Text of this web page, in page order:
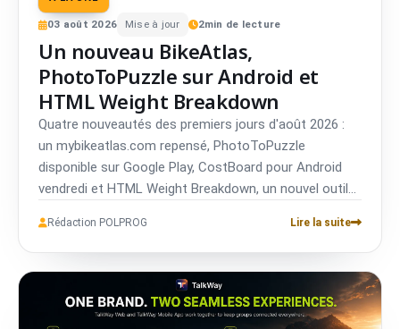
03 août 2026 Mise à jour 2min de lecture
Un nouveau BikeAtlas,
PhotoToPuzzle sur Android et
HTML Weight Breakdown
Quatre nouveautés des premiers jours d'août 2026 :
un mybikeatlas.com repensé, PhotoToPuzzle
disponible sur Google Play, CostBoard pour Android
vendredi et HTML Weight Breakdown, un nouvel outil
Rédaction POLPROG Lire la suite